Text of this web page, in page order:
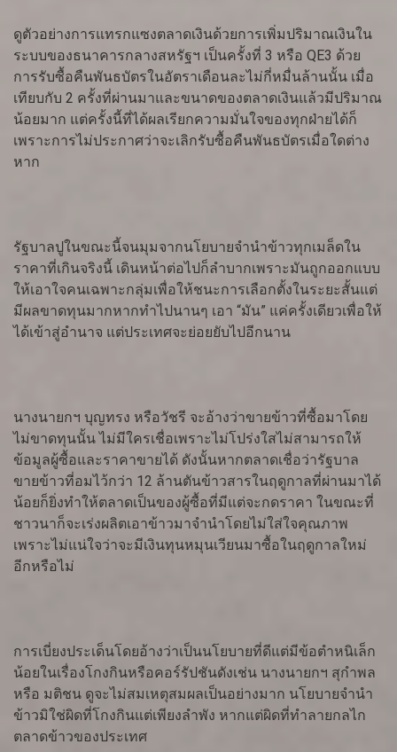
ดูตัวอย่างการแทรกแซงตลาดเงินด้วยการเพิ่มปริมาณเงินใน
ระบบของธนาคารกลางสหรัฐฯ เป็นครั้งที่ 3 หรือ QE3 ด้วย
การรับซื้อคืนพันธบัตรในอัตราเดือนละไม่กี่หมื่นล้านนั้น เมื่อ
เทียบกับ 2 ครั้งที่ผ่านมาและขนาดของตลาดเงินแล้วมีปริมาณ
น้อยมาก แต่ครั้งนี้ที่ได้ผลเรียกความมั่นใจของทุกฝ่ายได้ก็
เพราะการไม่ประกาศว่าจะเลิกรับซื้อคืนพันธบัตรเมื่อใดต่าง
หาก
รัฐบาลปูในขณะนี้จนมุมจากนโยบายจำนำข้าวทุกเมล็ดใน
ราคาที่เกินจริงนี้ เดินหน้าต่อไปก็ลำบากเพราะมันถูกออกแบบ
ให้เอาใจคนเฉพาะกลุ่มเพื่อให้ชนะการเลือกตั้งในระยะสั้นแต่
มีผลขาดทุนมากหากทำไปนานๆ เอา “มัน” แค่ครั้งเดียวเพื่อให้
ได้เข้าสู่อำนาจ แต่ประเทศจะย่อยยับไปอีกนาน
นางนายกฯ บุญทรง หรือวัชรี จะอ้างว่าขายข้าวที่ซื้อมาโดย
ไม่ขาดทุนนั้น ไม่มีใครเชื่อเพราะไม่โปร่งใสไม่สามารถให้
ข้อมูลผู้ซื้อและราคาขายได้ ดังนั้นหากตลาดเชื่อว่ารัฐบาล
ขายข้าวที่อมไว้กว่า 12 ล้านตันข้าวสารในฤดูกาลที่ผ่านมาได้
น้อยก็ยิ่งทำให้ตลาดเป็นของผู้ซื้อที่มีแต่จะกดราคา ในขณะที่
ชาวนาก็จะเร่งผลิตเอาข้าวมาจำนำโดยไม่ใส่ใจคุณภาพ
เพราะไม่แน่ใจว่าจะมีเงินทุนหมุนเวียนมาซื้อในฤดูกาลใหม่
อีกหรือไม่
การเบี่ยงประเด็นโดยอ้างว่าเป็นนโยบายที่ดีแต่มีข้อตำหนิเล็ก
น้อยในเรื่องโกงกินหรือคอร์รัปชันดังเช่น นางนายกฯ สุกำพล
หรือ มติชน ดูจะไม่สมเหตุสมผลเป็นอย่างมาก นโยบายจำนำ
ข้าวมิใช่ผิดที่โกงกินแต่เพียงลำพัง หากแต่ผิดที่ทำลายกลไก
ตลาดข้าวของประเทศ